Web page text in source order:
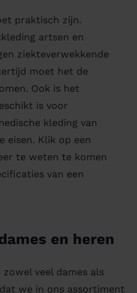
praktisch zijn.
artsen en
ziekteverwekkende
moet het de
Ook is het
is voor
kleding van
eisen. Klik op een
te weten te komen
van een
en heren
veel dames als
we in ons assortiment